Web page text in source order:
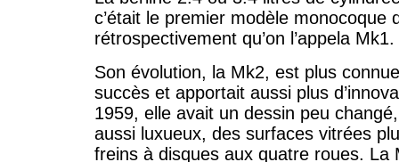
c’était le premier modèle monocoque
rétrospectivement qu’on l’appela Mk1.
Son évolution, la Mk2, est plus
succès et apportait aussi plus
1959, elle avait un dessin peu
aussi luxueux, des surfaces vitrées
freins à disques aux quatre roues. La